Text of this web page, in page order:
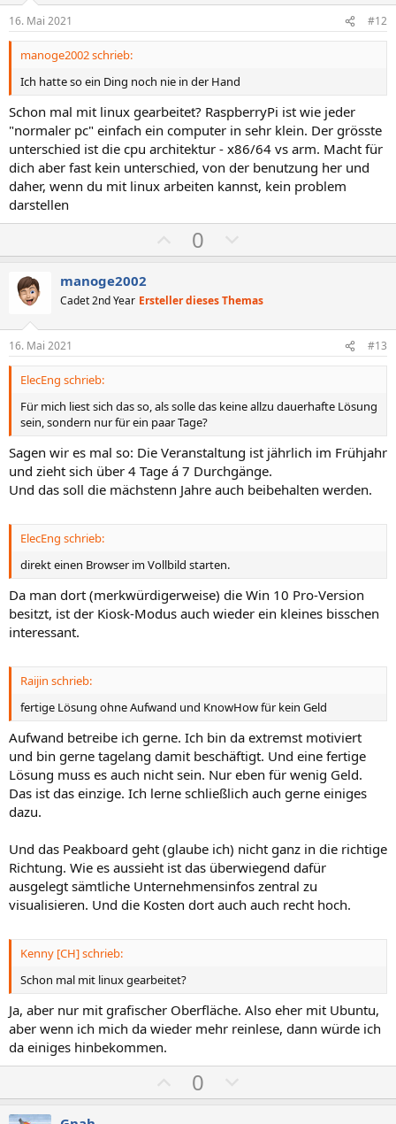
16. Mai 2021 #12
manoge2002 schrieb:
Ich hatte so ein Ding noch nie in der Hand
Schon mal mit linux gearbeitet? RaspberryPi ist wie jeder
"normaler pc" einfach ein computer in sehr klein. Der grösste
unterschied ist die cpu architektur - x86/64 vs arm. Macht für
dich aber fast kein unterschied, von der benutzung her und
daher, wenn du mit linux arbeiten kannst, kein problem
darstellen
o
i
t
v
S
t
i
m
m
0
e
a
t
v
S
t
i
m
m
manoge2002
Cadet 2nd Year Ersteller dieses Themas
16. Mai 2021 #13
ElecEng schrieb:
Für mich liest sich das so, als solle das keine allzu dauerhafte Lösung
sein, sondern nur für ein paar Tage?
Sagen wir es mal so: Die Veranstaltung ist jährlich im Frühjahr
und zieht sich über 4 Tage á 7 Durchgänge.
Und das soll die mächstenn Jahre auch beibehalten werden.
ElecEng schrieb:
direkt einen Browser im Vollbild starten.
Da man dort (merkwürdigerweise) die Win 10 Pro-Version
besitzt, ist der Kiosk-Modus auch wieder ein kleines bisschen
interessant.
Raijin schrieb:
fertige Lösung ohne Aufwand und KnowHow für kein Geld
Aufwand betreibe ich gerne. Ich bin da extremst motiviert
und bin gerne tagelang damit beschäftigt. Und eine fertige
Lösung muss es auch nicht sein. Nur eben für wenig Geld.
Das ist das einzige. Ich lerne schließlich auch gerne einiges
dazu.
Und das Peakboard geht (glaube ich) nicht ganz in die richtige
Richtung. Wie es aussieht ist das überwiegend dafür
ausgelegt sämtliche Unternehmensinfos zentral zu
visualisieren. Und die Kosten dort auch auch recht hoch.
Kenny [CH] schrieb:
Schon mal mit linux gearbeitet?
Ja, aber nur mit grafischer Oberfläche. Also eher mit Ubuntu,
aber wenn ich mich da wieder mehr reinlese, dann würde ich
da einiges hinbekommen.
o
0
e